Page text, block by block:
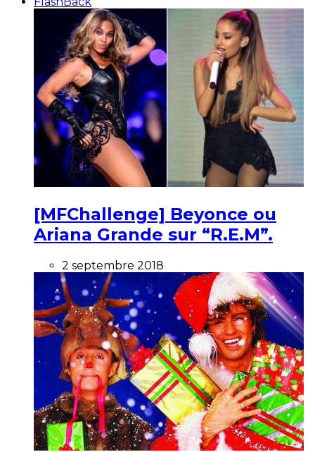
[MFChallenge] Beyonce ou
Ariana Grande sur “R.E.M”.
2 septembre 2018